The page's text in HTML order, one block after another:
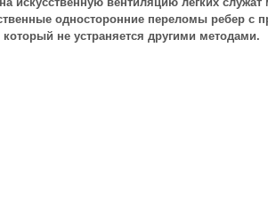
односторонние переломы ребер с
не устраняется другими методами.